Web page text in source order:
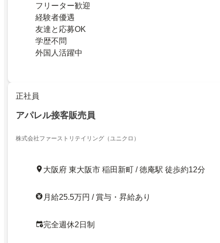
フリーター歓迎
経験者優遇
友達と応募OK
学歴不問
外国人活躍中
正社員
アパレル接客販売員
株式会社ファーストリテイリング（ユニクロ）
大阪府 東大阪市 稲田新町 / 徳庵駅 徒歩約12分
月給25.5万円 / 賞与・昇給あり
完全週休2日制